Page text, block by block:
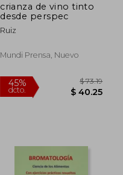
crianza de vino tinto
desde perspec
Ruiz
Mundi Prensa, Nuevo